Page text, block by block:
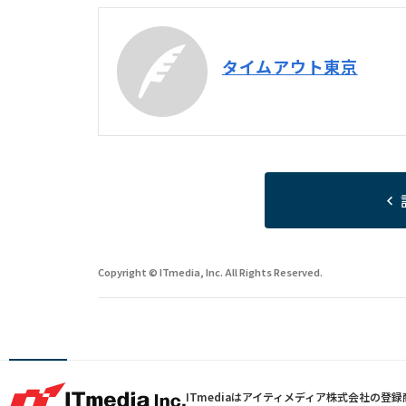
タイムアウト東京
Copyright © ITmedia, Inc. All Rights Reserved.
ITmediaはアイティメディア株式会社の登録